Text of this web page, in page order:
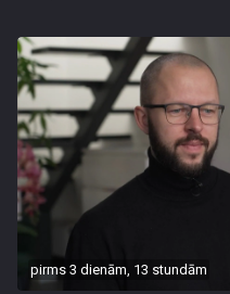
pirms 3 dienām, 13 stundām